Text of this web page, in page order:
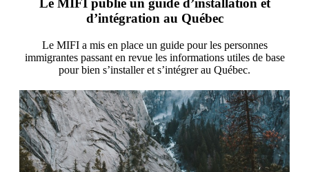
Le MIFI publie un guide d’installation et
d’intégration au Québec
Le MIFI a mis en place un guide pour les personnes
immigrantes passant en revue les informations utiles de base
pour bien s’installer et s’intégrer au Québec.